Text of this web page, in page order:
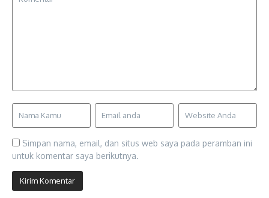
Simpan nama, email, dan situs web saya pada peramban ini
untuk komentar saya berikutnya.